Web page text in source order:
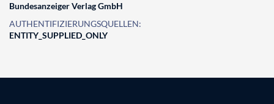
Bundesanzeiger Verlag GmbH
AUTHENTIFIZIERUNGSQUELLEN:
ENTITY_SUPPLIED_ONLY